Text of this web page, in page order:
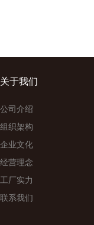
关于我们
公司介绍
组织架构
企业文化
经营理念
工厂实力
联系我们